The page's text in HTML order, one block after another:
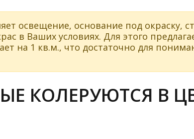
освещение, основание под окраску,
в Ваших условиях. Для этого
на 1 кв.м., что достаточно для
КОЛЕРУЮТСЯ В